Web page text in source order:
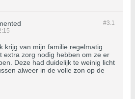
#3.1
krijg van mijn familie regelmatig
extra zorg nodig hebben om ze er
Deze had duidelijk te weinig licht
alweer in de volle zon op de